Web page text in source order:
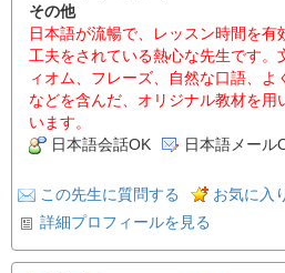
その他
日本語が流暢で、レッスン時間を有
工夫をされている熱心な先生です。
ィオム、フレーズ、自然な口語、
などを含んだ、オリジナル教材を用
います。
日本語会話OK
日本語メール
この先生に質問する
お気に入
詳細プロフィールを見る